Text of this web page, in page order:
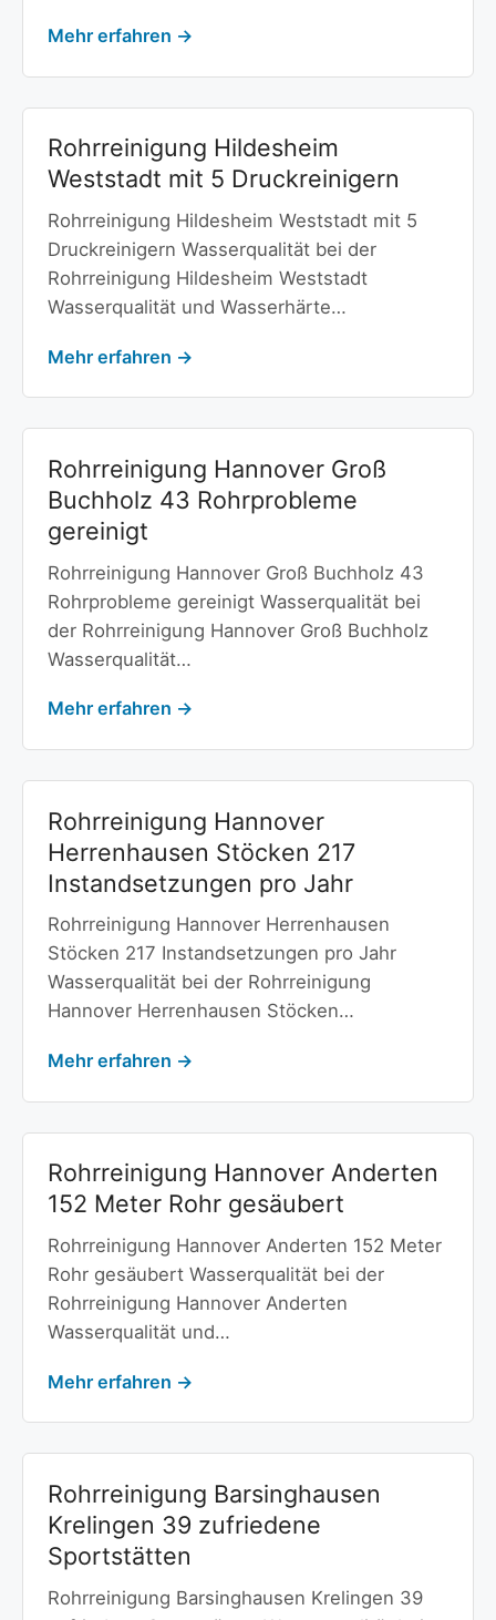
Mehr erfahren →
Rohrreinigung Hildesheim
Weststadt mit 5 Druckreinigern
Rohrreinigung Hildesheim Weststadt mit 5
Druckreinigern Wasserqualität bei der
Rohrreinigung Hildesheim Weststadt
Wasserqualität und Wasserhärte…
Mehr erfahren →
Rohrreinigung Hannover Groß
Buchholz 43 Rohrprobleme
gereinigt
Rohrreinigung Hannover Groß Buchholz 43
Rohrprobleme gereinigt Wasserqualität bei
der Rohrreinigung Hannover Groß Buchholz
Wasserqualität…
Mehr erfahren →
Rohrreinigung Hannover
Herrenhausen Stöcken 217
Instandsetzungen pro Jahr
Rohrreinigung Hannover Herrenhausen
Stöcken 217 Instandsetzungen pro Jahr
Wasserqualität bei der Rohrreinigung
Hannover Herrenhausen Stöcken…
Mehr erfahren →
Rohrreinigung Hannover Anderten
152 Meter Rohr gesäubert
Rohrreinigung Hannover Anderten 152 Meter
Rohr gesäubert Wasserqualität bei der
Rohrreinigung Hannover Anderten
Wasserqualität und…
Mehr erfahren →
Rohrreinigung Barsinghausen
Krelingen 39 zufriedene
Sportstätten
Rohrreinigung Barsinghausen Krelingen 39